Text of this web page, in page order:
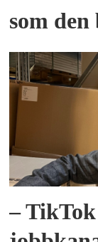
som den
–